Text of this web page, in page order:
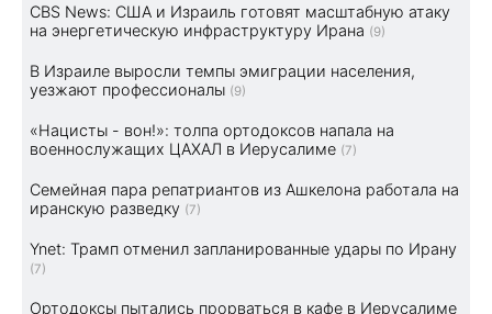
CBS News: США и Израиль готовят масштабную атаку
на энергетическую инфраструктуру Ирана (9)
В Израиле выросли темпы эмиграции населения,
уезжают профессионалы (9)
«Нацисты - вон!»: толпа ортодоксов напала на
военнослужащих ЦАХАЛ в Иерусалиме (7)
Семейная пара репатриантов из Ашкелона работала на
иранскую разведку (7)
Ynet: Трамп отменил запланированные удары по Ирану
(7)
Ортодоксы пытались прорваться в кафе в Иерусалиме